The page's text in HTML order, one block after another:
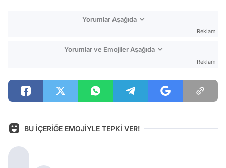
Yorumlar Aşağıda
Reklam
Yorumlar ve Emojiler Aşağıda
Reklam
BU İÇERİĞE EMOJİYLE TEPKİ VER!